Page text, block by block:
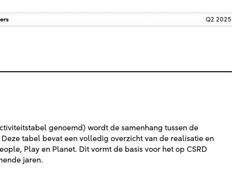
Q2 2025
genoemd) wordt de samenhang tussen de
tabel bevat een volledig overzicht van de realisatie en
Play en Planet. Dit vormt de basis voor het op CSRD
jaren.